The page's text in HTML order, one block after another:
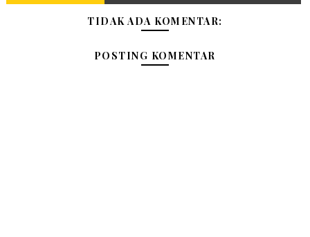
TIDAK ADA KOMENTAR:
POSTING KOMENTAR